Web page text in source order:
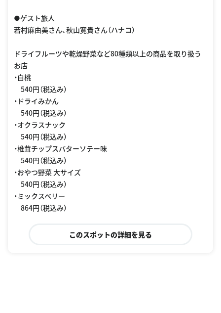
●ゲスト旅人
若村麻由美さん、秋山寛貴さん（ハナコ）
ドライフルーツや乾燥野菜など80種類以上の商品を取り扱う
お店
・白桃
540円（税込み）
・ドライみかん
540円（税込み）
・オクラスナック
540円（税込み）
・椎茸チップスバターソテー味
540円（税込み）
・おやつ野菜 大サイズ
540円（税込み）
・ミックスベリー
864円（税込み）
このスポットの詳細を見る